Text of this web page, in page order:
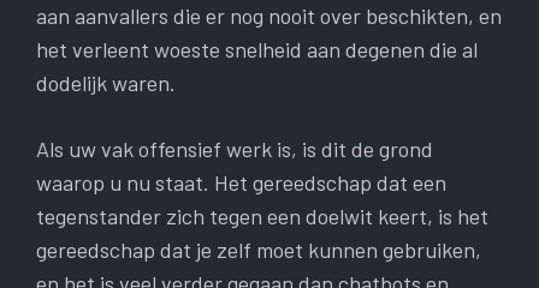
aan aanvallers die er nog nooit over beschikten, en
het verleent woeste snelheid aan degenen die al
dodelijk waren.
Als uw vak offensief werk is, is dit de grond
waarop u nu staat. Het gereedschap dat een
tegenstander zich tegen een doelwit keert, is het
gereedschap dat je zelf moet kunnen gebruiken,